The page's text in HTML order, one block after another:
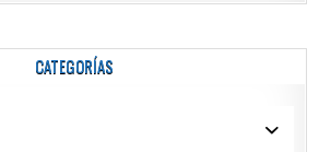
CATEGORÍAS